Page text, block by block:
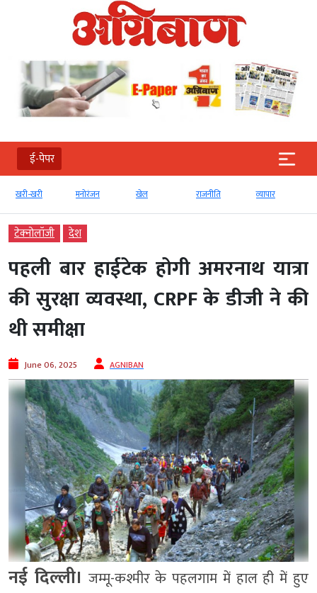
ई-पेपर
खरी-खरी मनोरंजन खेल राजनीति व्‍यापार
टेक्‍नोलॉजी देश
पहली बार हाईटेक होगी अमरनाथ यात्रा
की सुरक्षा व्यवस्था, CRPF के डीजी ने की
थी समीक्षा
June 06, 2025 AGNIBAN
नई दिल्ली। जम्मू-कश्मीर के पहलगाम में हाल ही में हुए